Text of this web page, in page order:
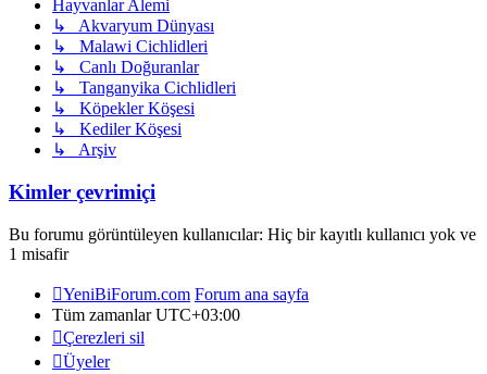
Hayvanlar Alemi
↳ Akvaryum Dünyası
↳ Malawi Cichlidleri
↳ Canlı Doğuranlar
↳ Tanganyika Cichlidleri
↳ Köpekler Köşesi
↳ Kediler Köşesi
↳ Arşiv
Kimler çevrimiçi
Bu forumu görüntüleyen kullanıcılar: Hiç bir kayıtlı kullanıcı yok ve
1 misafir
YeniBiForum.com Forum ana sayfa
Tüm zamanlarUTC+03:00
Çerezleri sil
Üyeler